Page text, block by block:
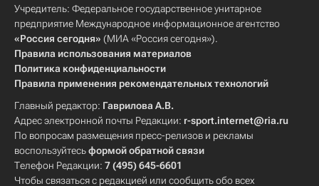
Учредитель: Федеральное государственное унитарное
предприятие Международное информационное агентство
«Россия сегодня» (МИА «Россия сегодня»).
Правила использования материалов
Политика конфиденциальности
Правила применения рекомендательных технологий
Главный редактор: Гаврилова А.В.
Адрес электронной почты Редакции: r-sport.internet@ria.ru
По вопросам размещения пресс-релизов и рекламы
воспользуйтесьформой обратной связи
Телефон Редакции: 7 (495) 645-6601
Чтобы связаться с редакцией или сообщить обо всех